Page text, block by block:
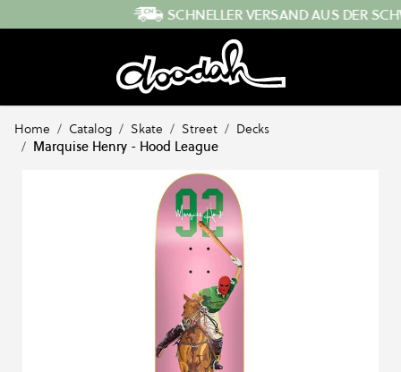
SCHNELLER VERSAND AUS DER SCHWEIZ
Home / Catalog / Skate / Street / Decks
/ Marquise Henry - Hood League